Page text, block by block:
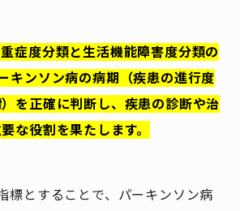
症度分類と生活機能障害度分類の
キンソン病の病期（疾患の進行度
を正確に判断し、疾患の診断や治
な役割を果たします。
標とすることで、パーキンソン病